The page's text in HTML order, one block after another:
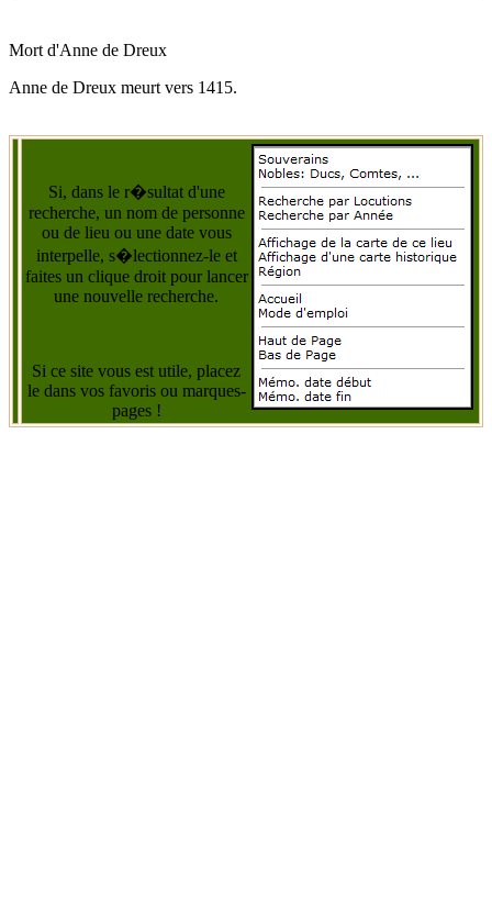
Mort d'Anne de Dreux
Anne de Dreux meurt vers 1415.
Si, dans le r�sultat d'une
recherche, un nom de personne
ou de lieu ou une date vous
interpelle, s�lectionnez-le et
faites un clique droit pour lancer
une nouvelle recherche.
Si ce site vous est utile, placez
le dans vos favoris ou marques-
pages !